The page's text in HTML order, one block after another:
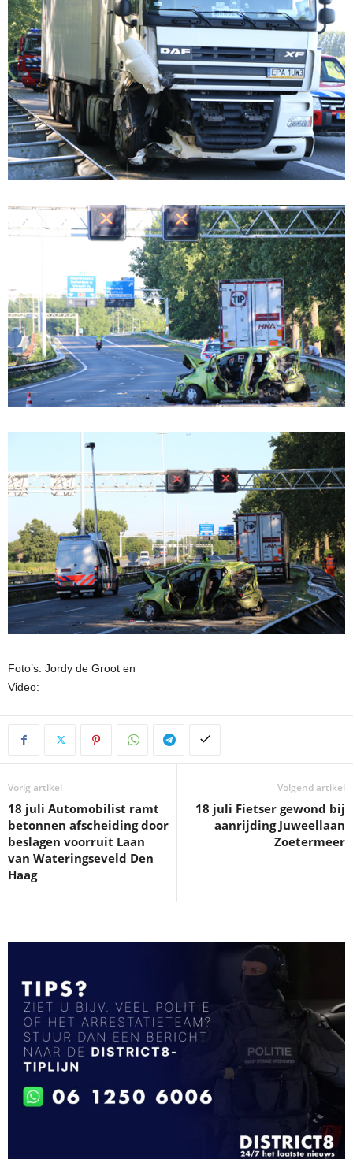
Foto’s: Jordy de Groot en
Video:
Vorig artikel
18 juli Automobilist ramt
betonnen afscheiding door
beslagen voorruit Laan
van Wateringseveld Den
Haag
Volgend artikel
18 juli Fietser gewond bij
aanrijding Juweellaan
Zoetermeer